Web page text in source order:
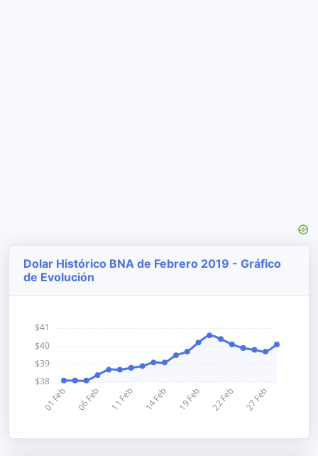
Dolar Histórico BNA de Febrero 2019 - Gráfico
de Evolución